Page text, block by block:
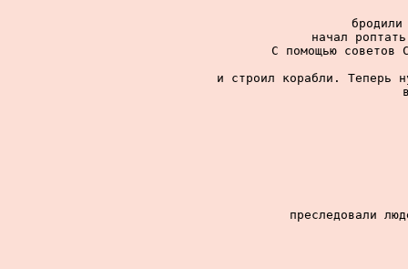
начал
С помощью советов
и строил корабли. Теперь
преследовали